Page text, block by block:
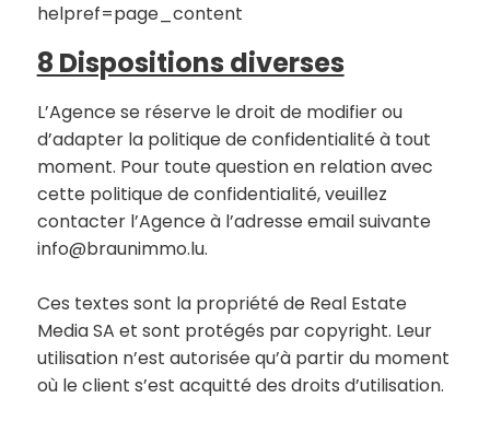
helpref=page_content
8 Dispositions diverses
L’Agence se réserve le droit de modifier ou
d’adapter la politique de confidentialité à tout
moment. Pour toute question en relation avec
cette politique de confidentialité, veuillez
contacter l’Agence à l’adresse email suivante
info@braunimmo.lu.
Ces textes sont la propriété de Real Estate
Media SA et sont protégés par copyright. Leur
utilisation n’est autorisée qu’à partir du moment
où le client s’est acquitté des droits d’utilisation.